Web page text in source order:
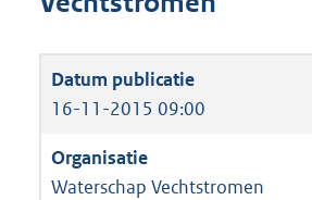
16-11-2015 09:00
Waterschap Vechtstromen